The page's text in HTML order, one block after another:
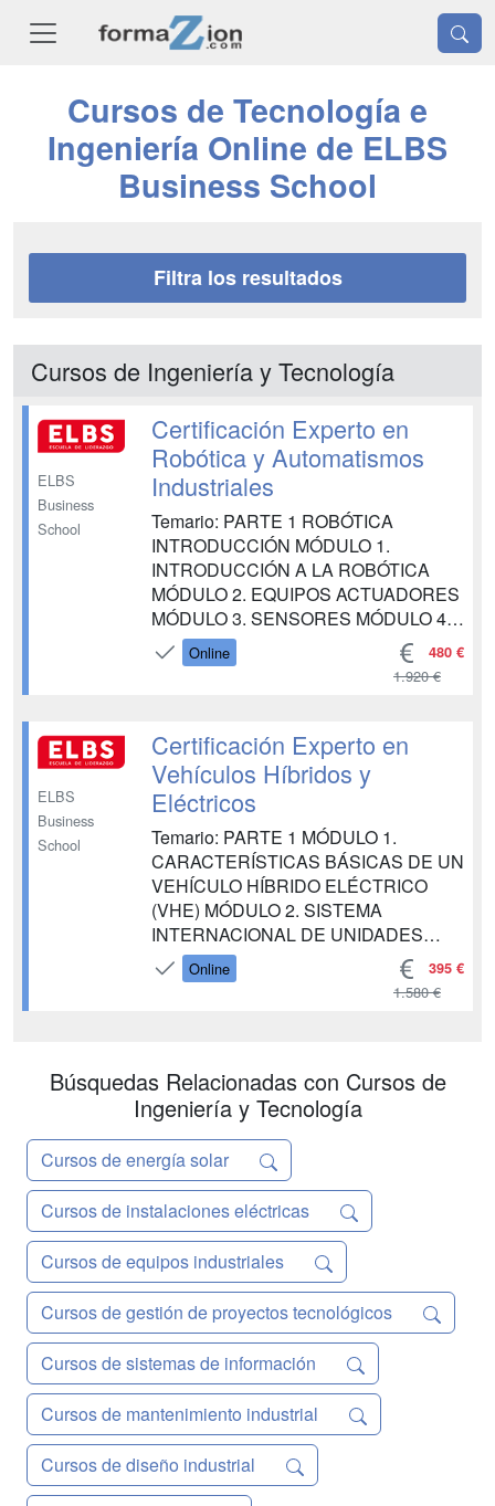
Cursos de Tecnología e
Ingeniería Online de ELBS
Business School
Filtra los resultados
Cursos de Ingeniería y Tecnología
ELBS
Business
School
Certificación Experto en
Robótica y Automatismos
Industriales
Temario: PARTE 1 ROBÓTICA
INTRODUCCIÓN MÓDULO 1.
INTRODUCCIÓN A LA ROBÓTICA
MÓDULO 2. EQUIPOS ACTUADORES
MÓDULO 3. SENSORES MÓDULO 4.
UNIDAD DE CONTROL Y SISTEMAS
OPERATIVOS MÓDULO 5.
CONSTRUCCIÓN DE ROBOTS
MÓDULO 7. ROBÓTICA MÓVIL
MÓDULO 8. ROBÓTICA INDUSTRIAL
MÓDULO 9. APLICACIONES
INDUSTRIALES DE LOS R...
Online 480 €
1.920 €
ELBS
Business
School
Certificación Experto en
Vehículos Híbridos y
Eléctricos
Temario: PARTE 1 MÓDULO 1.
CARACTERÍSTICAS BÁSICAS DE UN
VEHÍCULO HÍBRIDO ELÉCTRICO
(VHE) MÓDULO 2. SISTEMA
INTERNACIONAL DE UNIDADES
MÓDULO 3. CARACTERÍSTICAS DE
LOS SISTEMAS DE PROPULSIÓN
MÁQUINAS ELÉCTRICAS PARA
VEHÍCULOS HÍBRIDOS Y
ELÉCTRICOS MÓDULO 6.
PROPIEDADES BÁSICAS DE ...
Online 395 €
1.580 €
Búsquedas Relacionadas con Cursos de
Ingeniería y Tecnología
Cursos de energía solar
Cursos de instalaciones eléctricas
Cursos de equipos industriales
Cursos de gestión de proyectos tecnológicos
Cursos de sistemas de información
Cursos de mantenimiento industrial
Cursos de diseño industrial